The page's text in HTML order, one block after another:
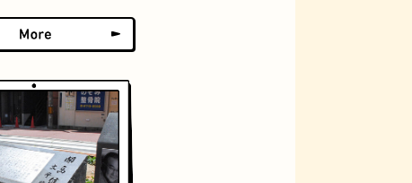
グラススイーツ